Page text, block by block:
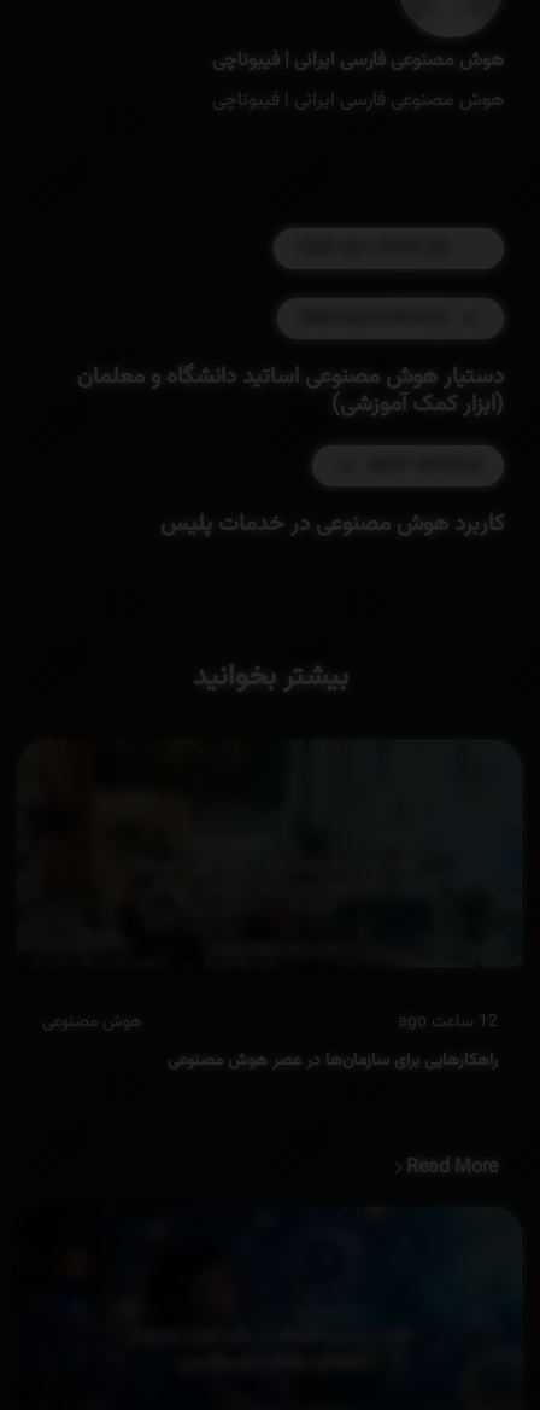
هوش مصنوعی فارسی ایرانی | فیبوناچی
هوش مصنوعی فارسی ایرانی | فیبوناچی
دستیار هوش مصنوعی اساتید دانشگاه و معلمان
(ابزار کمک آموزشی)
کاربرد هوش مصنوعی در خدمات پلیس
بیشتر بخوانید
12 ساعت ago
هوش مصنوعی
راهکارهایی برای سازمان‌ها در عصر هوش مصنوعی
Read More